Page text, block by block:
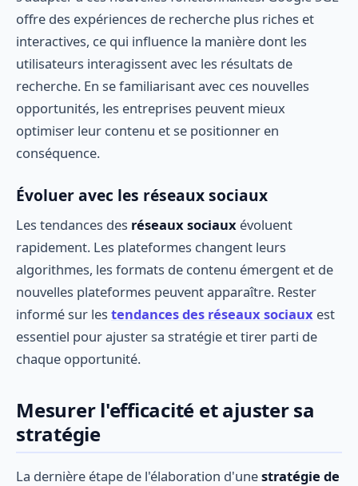
offre des expériences de recherche plus riches et
interactives, ce qui influence la manière dont les
utilisateurs interagissent avec les résultats de
recherche. En se familiarisant avec ces nouvelles
opportunités, les entreprises peuvent mieux
optimiser leur contenu et se positionner en
conséquence.
Évoluer avec les réseaux sociaux
Les tendances des réseaux sociaux évoluent
rapidement. Les plateformes changent leurs
algorithmes, les formats de contenu émergent et de
nouvelles plateformes peuvent apparaître. Rester
informé sur les tendances des réseaux sociaux est
essentiel pour ajuster sa stratégie et tirer parti de
chaque opportunité.
Mesurer l'efficacité et ajuster sa
stratégie
La dernière étape de l'élaboration d'unestratégie de